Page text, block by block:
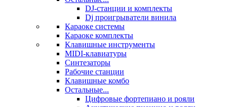
DJ-станции и комплекты
Dj проигрыватели винила
Караоке системы
Караоке комплекты
Клавишные инструменты
MIDI-клавиатуры
Синтезаторы
Рабочие станции
Клавишные комбо
Остальные...
Цифровые фортепиано и рояли